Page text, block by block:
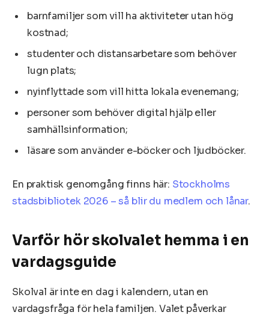
barnfamiljer som vill ha aktiviteter utan hög
kostnad;
studenter och distansarbetare som behöver
lugn plats;
nyinflyttade som vill hitta lokala evenemang;
personer som behöver digital hjälp eller
samhällsinformation;
läsare som använder e-böcker och ljudböcker.
En praktisk genomgång finns här: Stockholms
stadsbibliotek 2026 – så blir du medlem och lånar.
Varför hör skolvalet hemma i en
vardagsguide
Skolval är inte en dag i kalendern, utan en
vardagsfråga för hela familjen. Valet påverkar